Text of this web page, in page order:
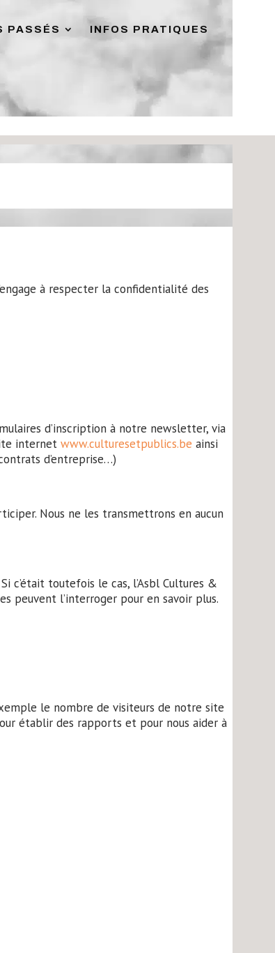
PASSÉS INFOS PRATIQUES
à respecter la confidentialité des
d’inscription à notre newsletter, via
internet www.culturesetpublics.be ainsi
d’entreprise…)
Nous ne les transmettrons en aucun
c’était toutefois le cas, l’Asbl Cultures &
peuvent l’interroger pour en savoir plus.
le nombre de visiteurs de notre site
établir des rapports et pour nous aider à